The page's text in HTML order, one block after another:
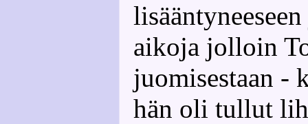
aikoja jolloin
juomisestaan -
hän oli tullut